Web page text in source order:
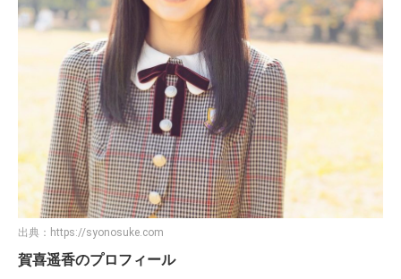
出典： https://syonosuke.com
賀喜遥香のプロフィール